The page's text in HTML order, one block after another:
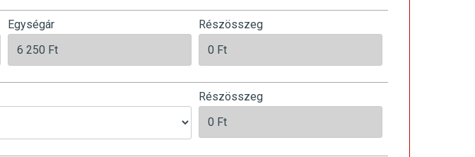
Egységár Részösszeg
Részösszeg